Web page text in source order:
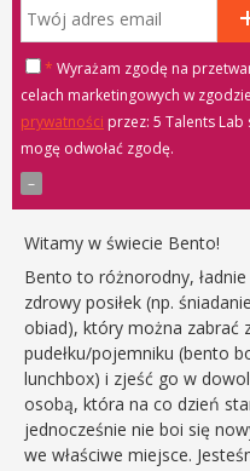
* Wyrażam zgodę na
celach marketingowych w
prywatności
przez: 5 Talents
mogę odwołać zgodę.
Witamy w świecie Bento!
Bento to różnorodny,
zdrowy posiłek (np.
obiad), który można zabrać
pudełku/pojemniku (bento
lunchbox) i zjeść go w
osobą, która na co dzień
jednocześnie nie boi się
we właściwe miejsce.